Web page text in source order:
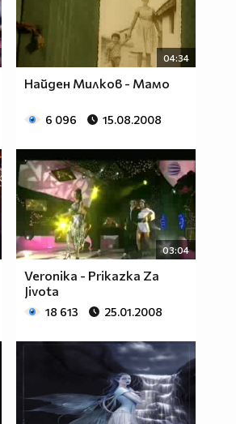
04:34
Найден Милков - Мамо
6 096 15.08.2008
03:04
Veronika - Prikazka Za
Jivota
18 613 25.01.2008